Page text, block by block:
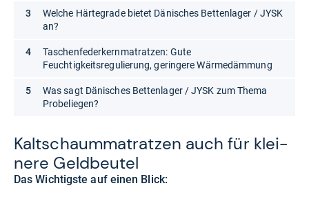
Kalt­schaum­ma­trat­zen auch für klei­
nere Geld­beu­tel
Das Wichtigste auf einen Blick:
Welche Härtegrade bietet Dänisches Bettenlager / JYSK
an?
Taschenfederkernmatratzen: Gute
Feuchtigkeitsregulierung, geringere Wärmedämmung
Was sagt Dänisches Bettenlager / JYSK zum Thema
Probeliegen?